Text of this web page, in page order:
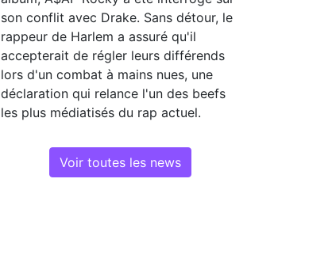
son conflit avec Drake. Sans détour, le
rappeur de Harlem a assuré qu'il
accepterait de régler leurs différends
lors d'un combat à mains nues, une
déclaration qui relance l'un des beefs
les plus médiatisés du rap actuel.
Voir toutes les news